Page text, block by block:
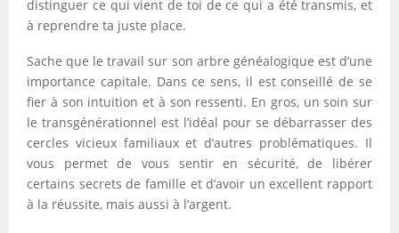
distinguer ce qui vient de toi de ce qui a été transmis, et
à reprendre ta juste place.
Sache que le travail sur son arbre généalogique est d’une
importance capitale. Dans ce sens, il est conseillé de se
fier à son intuition et à son ressenti. En gros, un soin sur
le transgénérationnel est l’idéal pour se débarrasser des
cercles vicieux familiaux et d’autres problématiques. Il
vous permet de vous sentir en sécurité, de libérer
certains secrets de famille et d’avoir un excellent rapport
à la réussite, mais aussi à l’argent.